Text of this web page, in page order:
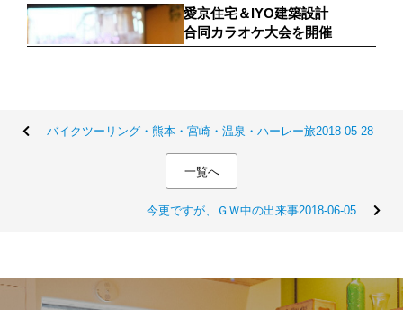
バイクツーリング・熊本・宮崎・温泉・ハーレー旅2018-05-28
一覧へ
今更ですが、ＧＷ中の出来事2018-06-05